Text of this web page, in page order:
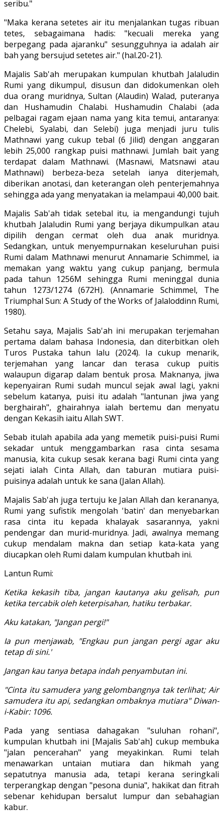
seribu."
"Maka kerana setetes air itu menjalankan tugas ribuan
tetes, sebagaimana hadis: "kecuali mereka yang
berpegang pada ajaranku" sesungguhnya ia adalah air
bah yang bersujud setetes air." (hal.20-21).
Majalis Sab'ah merupakan kumpulan khutbah Jalaludin
Rumi yang dikumpul, disusun dan didokumenkan oleh
dua orang muridnya, Sultan (Alaudin) Walad, puteranya
dan Hushamudin Chalabi. Hushamudin Chalabi (ada
pelbagai ragam ejaan nama yang kita temui, antaranya:
Chelebi, Syalabi, dan Selebi) juga menjadi juru tulis
Mathnawi yang cukup tebal (6 Jilid) dengan anggaran
lebih 25,000 rangkap puisi mathnawi. Jumlah bait yang
terdapat dalam Mathnawi. (Masnawi, Matsnawi atau
Mathnawi) berbeza-beza setelah ianya diterjemah,
diberikan anotasi, dan keterangan oleh penterjemahnya
sehingga ada yang menyatakan ia melampaui 40,000 bait.
Majalis Sab'ah tidak setebal itu, ia mengandungi tujuh
khutbah Jalaludin Rumi yang berjaya dikumpulkan atau
dipilih dengan cermat oleh dua anak muridnya.
Sedangkan, untuk menyempurnakan keseluruhan puisi
Rumi dalam Mathnawi menurut Annamarie Schimmel, ia
memakan yang waktu yang cukup panjang, bermula
pada tahun 1256M sehingga Rumi meninggal dunia
tahun 1273/1274 (672H). (Annamarie Schimmel, The
Triumphal Sun: A Study of the Works of Jalaloddinn Rumi,
1980).
Setahu saya, Majalis Sab'ah ini merupakan terjemahan
pertama dalam bahasa Indonesia, dan diterbitkan oleh
Turos Pustaka tahun lalu (2024). Ia cukup menarik,
terjemahan yang lancar dan terasa cukup puitis
walaupun digarap dalam bentuk prosa. Maknanya, jiwa
kepenyairan Rumi sudah muncul sejak awal lagi, yakni
sebelum katanya, puisi itu adalah "lantunan jiwa yang
berghairah", ghairahnya ialah bertemu dan menyatu
dengan Kekasih iaitu Allah SWT.
Sebab itulah apabila ada yang memetik puisi-puisi Rumi
sekadar untuk menggambarkan rasa cinta sesama
manusia, kita cukup sesak kerana bagi Rumi cinta yang
sejati ialah Cinta Allah, dan taburan mutiara puisi-
puisinya adalah untuk ke sana (Jalan Allah).
Majalis Sab'ah juga tertuju ke Jalan Allah dan kerananya,
Rumi yang sufistik mengolah 'batin' dan menyebarkan
rasa cinta itu kepada khalayak sasarannya, yakni
pendengar dan murid-muridnya. Jadi, awalnya memang
cukup mendalam makna dan setiap kata-kata yang
diucapkan oleh Rumi dalam kumpulan khutbah ini.
Lantun Rumi:
Ketika kekasih tiba, jangan kautanya aku gelisah, pun
ketika tercabik oleh keterpisahan, hatiku terbakar.
Aku katakan, "Jangan pergi!"
Ia pun menjawab, "Engkau pun jangan pergi agar aku
tetap di sini.'
Jangan kau tanya betapa indah penyambutan ini.
"Cinta itu samudera yang gelombangnya tak terlihat; Air
samudera itu api, sedangkan ombaknya mutiara" Diwan-
i-Kabir: 1096.
Pada yang sentiasa dahagakan "suluhan rohani",
kumpulan khutbah ini [Majalis Sab'ah] cukup membuka
"jalan pencerahan" yang meyakinkan. Rumi telah
menawarkan untaian mutiara dan hikmah yang
sepatutnya manusia ada, tetapi kerana seringkali
terperangkap dengan "pesona dunia", hakikat dan fitrah
sebenar kehidupan bersalut lumpur dan sebahagian
kabur.